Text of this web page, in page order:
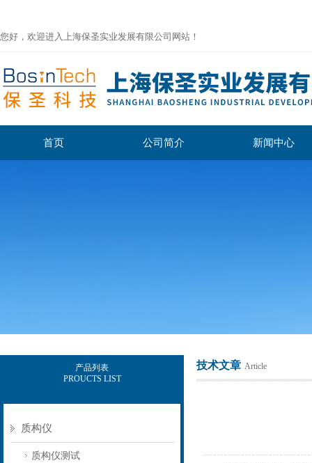
您好，欢迎进入上海保圣实业发展有限公司网站！
首页 公司简介 新闻中心
产品列表
PROUCTS LIST
质构仪
质构仪测试
技术文章 Article